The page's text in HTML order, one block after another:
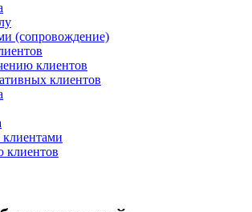
(сопровождение)
клиентов
клиентов
клиентов